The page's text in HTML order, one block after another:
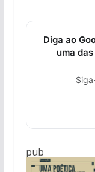
Diga ao
uma
pub